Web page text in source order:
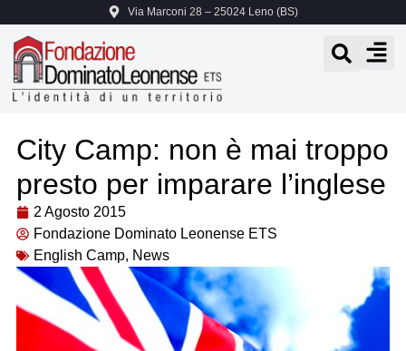
Via Marconi 28 – 25024 Leno (BS)
City Camp: non è mai troppo
presto per imparare l’inglese
2 Agosto 2015
Fondazione Dominato Leonense ETS
English Camp, News